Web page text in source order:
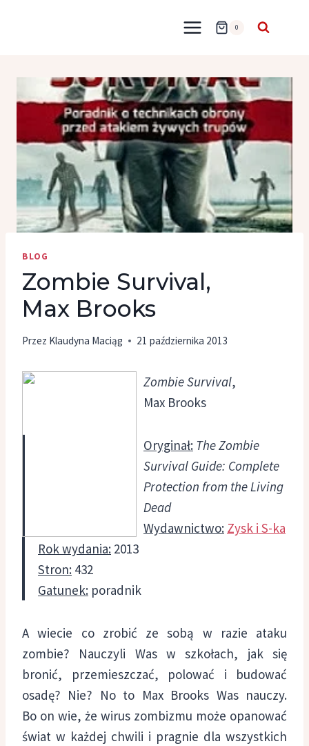
0
BLOG
Zombie Survival,
Max Brooks
Przez Klaudyna Maciąg 21 października 2013
Zombie Survival,
Max Brooks
Oryginał: The Zombie
Survival Guide: Complete
Protection from the Living
Dead
Wydawnictwo: Zysk i S-ka
Rok wydania: 2013
Stron: 432
Gatunek: poradnik
A wiecie co zrobić ze sobą w razie ataku
zombie? Nauczyli Was w szkołach, jak się
bronić, przemieszczać, polować i budować
osadę? Nie? No to Max Brooks Was nauczy.
Bo on wie, że wirus zombizmu może opanować
świat w każdej chwili i pragnie dla wszystkich